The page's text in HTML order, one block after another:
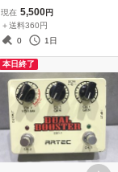
リニアPCMレコーダー P
CM-M10 SONY ソニー
手のひらサイズ 【通電の
現在 5,500円
＋送料360円
0
1日
本日終了